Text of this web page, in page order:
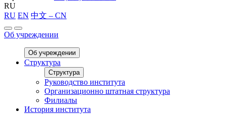
RU
RU EN 中文 – CN
Об учреждении
Об учреждении
Структура
Структура
Руководство института
Организационно штатная структура
Филиалы
История института